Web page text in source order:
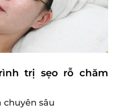
hoặc 1800 6377.
922.
thời với các chương
không có giá trị quy
trị sẹo rỗ chăm
chuyên sâu